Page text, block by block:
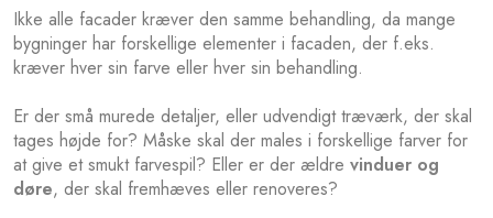
Ikke alle facader kræver den samme behandling, da mange
bygninger har forskellige elementer i facaden, der f.eks.
kræver hver sin farve eller hver sin behandling.
Er der små murede detaljer, eller udvendigt træværk, der skal
tages højde for? Måske skal der males i forskellige farver for
at give et smukt farvespil? Eller er der ældrevinduer og
døre, der skal fremhæves eller renoveres?